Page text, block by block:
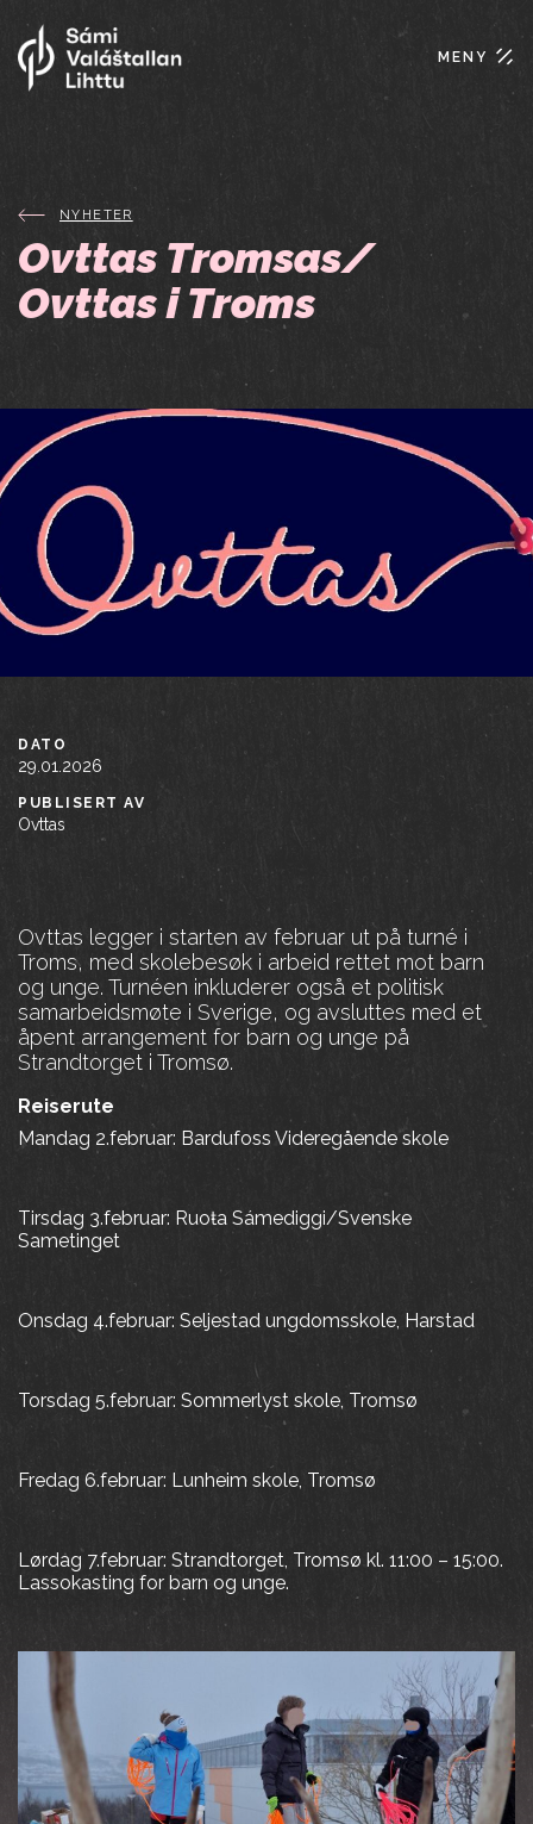
MENY
NYHETER
Ovttas Tromsas/
Ovttas i Troms
DATO
29.01.2026
PUBLISERT AV
Ovttas
Ovttas legger i starten av februar ut på turné i
Troms, med skolebesøk i arbeid rettet mot barn
og unge. Turnéen inkluderer også et politisk
samarbeidsmøte i Sverige, og avsluttes med et
åpent arrangement for barn og unge på
Strandtorget i Tromsø.
Reiserute
Mandag 2.februar: Bardufoss Videregående skole
Tirsdag 3.februar: Ruoŧa Sámediggi/Svenske
Sametinget
Onsdag 4.februar: Seljestad ungdomsskole, Harstad
Torsdag 5.februar: Sommerlyst skole, Tromsø
Fredag 6.februar: Lunheim skole, Tromsø
Lørdag 7.februar: Strandtorget, Tromsø kl. 11:00 – 15:00.
Lassokasting for barn og unge.